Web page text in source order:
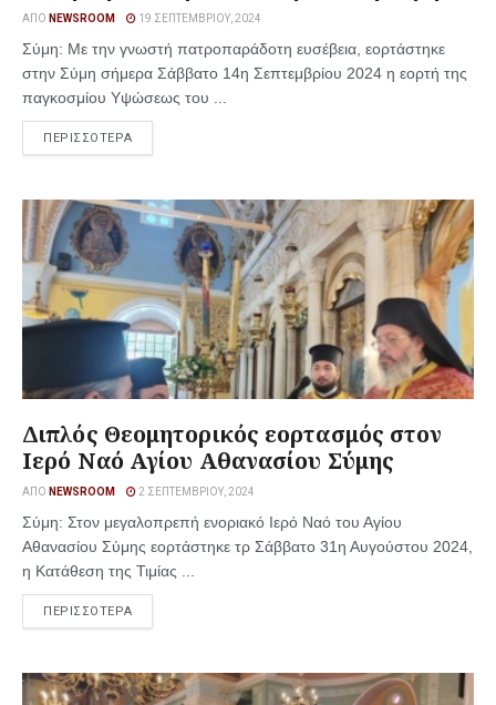
ΑΠΌ NEWSROOM 19 ΣΕΠΤΕΜΒΡΊΟΥ, 2024
Σύμη: Με την γνωστή πατροπαράδοτη ευσέβεια, εορτάστηκε
στην Σύμη σήμερα Σάββατο 14η Σεπτεμβρίου 2024 η εορτή της
παγκοσμίου Υψώσεως του ...
ΠΕΡΙΣΣΟΤΕΡΑ
Διπλός Θεομητορικός εορτασμός στον
Ιερό Ναό Αγίου Αθανασίου Σύμης
ΑΠΌ NEWSROOM 2 ΣΕΠΤΕΜΒΡΊΟΥ, 2024
Σύμη: Στον μεγαλοπρεπή ενοριακό Ιερό Ναό του Αγίου
Αθανασίου Σύμης εορτάστηκε τρ Σάββατο 31η Αυγούστου 2024,
η Κατάθεση της Τιμίας ...
ΠΕΡΙΣΣΟΤΕΡΑ